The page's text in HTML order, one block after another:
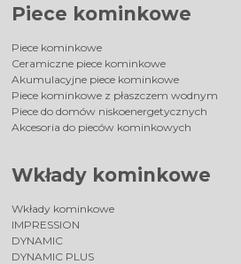
Piece kominkowe
Piece kominkowe
Ceramiczne piece kominkowe
Akumulacyjne piece kominkowe
Piece kominkowe z płaszczem wodnym
Piece do domów niskoenergetycznych
Akcesoria do pieców kominkowych
Wkłady kominkowe
Wkłady kominkowe
IMPRESSION
DYNAMIC
DYNAMIC PLUS